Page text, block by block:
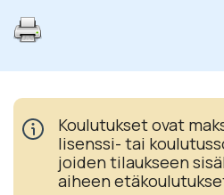
Koulutukset ovat
lisenssi- tai
joiden tilaukseen
aiheen